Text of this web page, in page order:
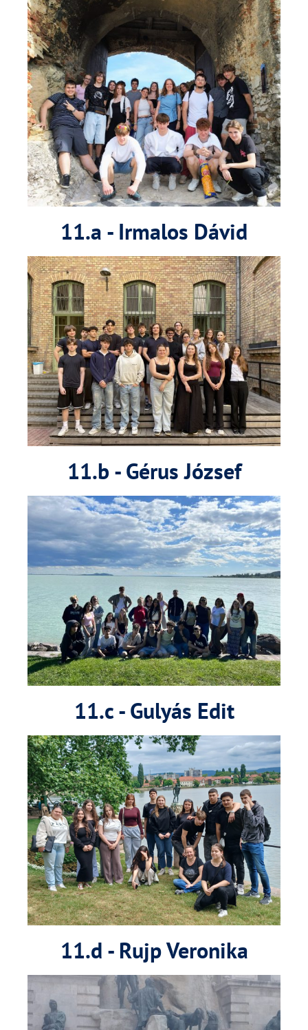
11.a - Irmalos Dávid
11.b - Gérus József
11.c - Gulyás Edit
11.d - Rujp Veronika